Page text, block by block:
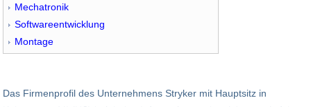
Mechatronik
Softwareentwicklung
Montage
Das Firmenprofil des Unternehmens Stryker mit Hauptsitz in